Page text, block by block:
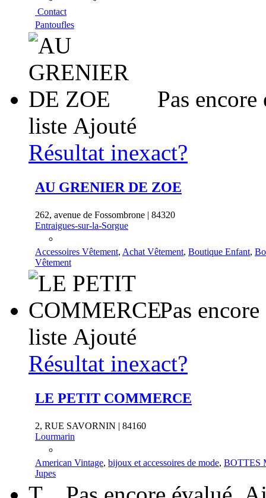
Contact
Pantoufles
Pas encore
liste Ajouté
Résultat inexact?
AU GRENIER DE ZOE
262, avenue de Fossombrone | 84320
Entraigues-sur-la-Sorgue
Accessoires Vêtement, Achat Vêtement, Boutique Enfant,
Vêtement
Pas
liste Ajouté
Résultat inexact?
LE PETIT COMMERCE
2, RUE SAVORNIN | 84160
Lourmarin
American Vintage, bijoux et accessoires de mode, BOTTES
Jupes